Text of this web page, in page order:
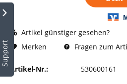
Support
Artikel günstiger gesehen?
Merken
Fragen zum
Artikel-Nr.: 530600161